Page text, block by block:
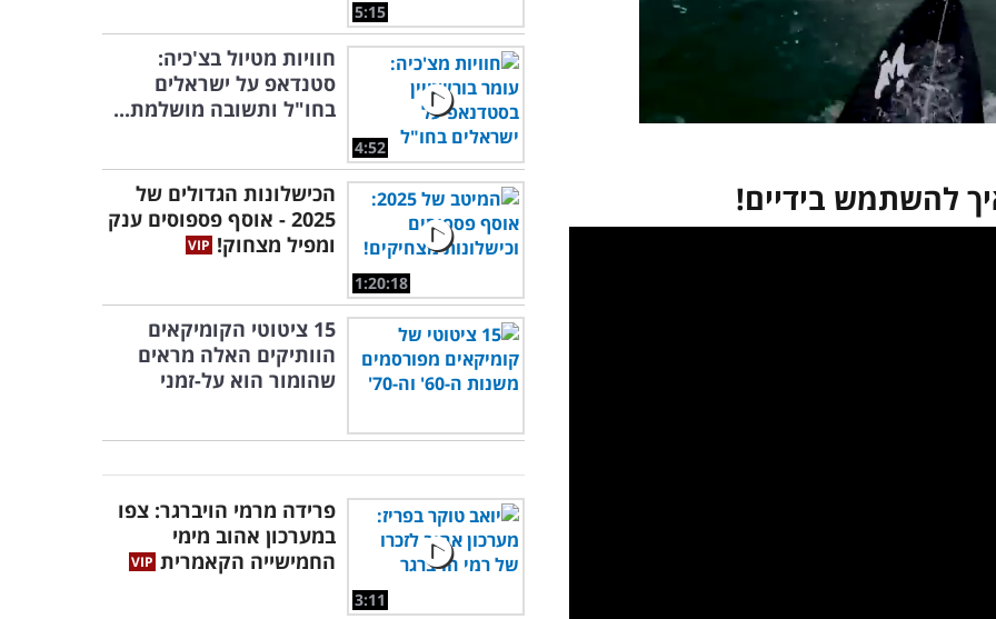
להשתמש בידיים!
5:15
4:52
חוויות מטיול בצ'כיה:
סטנדאפ על ישראלים
בחו"ל ותשובה מושלמת...
1:20:18
הכישלונות הגדולים של
2025 - אוסף פספוסים ענק
ומפיל מצחוק!
15 ציטוטי הקומיקאים
הוותיקים האלה מראים
שהומור הוא על-זמני
3:11
פרידה מרמי הויברגר: צפו
במערכון אהוב מימי
החמישייה הקאמרית